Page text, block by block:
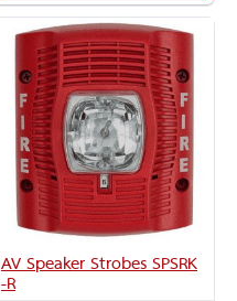
75, 95, 110 and 115 cd. Outdoor
back box included.
AV Speaker Strobes SPSRK
-R